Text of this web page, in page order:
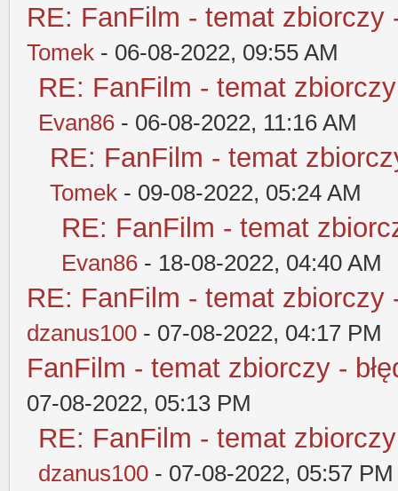
RE: FanFilm - temat zbiorczy
Tomek - 06-08-2022, 09:55 AM
RE: FanFilm - temat
Evan86 - 06-08-2022, 11:16 AM
RE: FanFilm - temat
Tomek - 09-08-2022, 05:24 AM
RE: FanFilm - temat
Evan86 - 18-08-2022, 04:40 AM
RE: FanFilm - temat zbiorczy
dzanus100 - 07-08-2022, 04:17 PM
FanFilm - temat zbiorczy -
07-08-2022, 05:13 PM
RE: FanFilm - temat
dzanus100 - 07-08-2022, 05:57 PM